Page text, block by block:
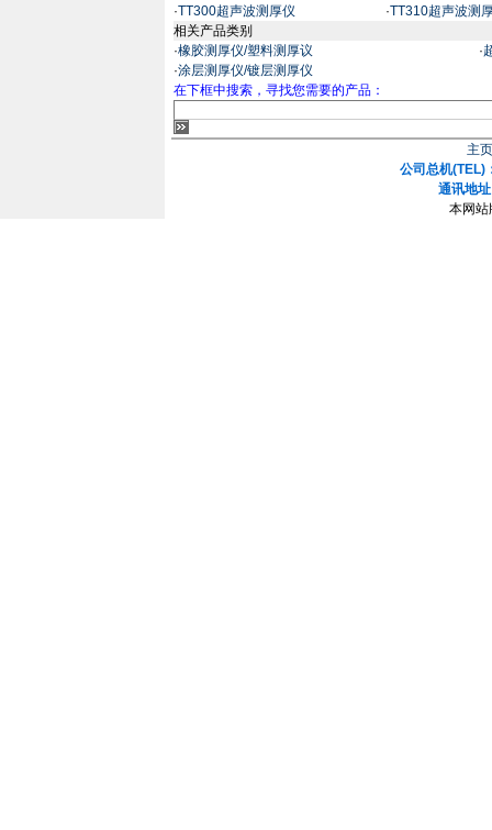
·TT300超声波测厚仪 ·TT310超声波测
相关产品类别
·橡胶测厚仪/塑料测厚议 ·
·涂层测厚仪/镀层测厚仪
在下框中搜索，寻找您需要的产品：
主
公司总机
通讯地
本网